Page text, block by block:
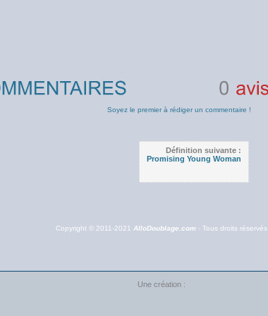
Soyez le premier à rédiger un commentaire !
Définition suivante :
Promising Young Woman
Copyright © 2011-2021 AlloDoublage.com - Tous droits réservés
Une création :